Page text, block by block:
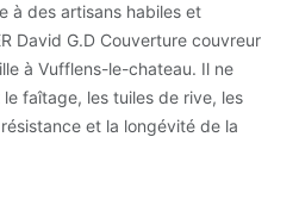
à des artisans habiles et
David G.D Couverture couvreur
à Vufflens-le-chateau. Il ne
faîtage, les tuiles de rive, les
et la longévité de la